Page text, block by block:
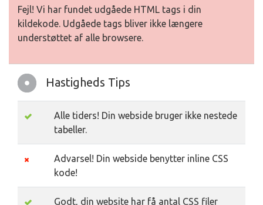
Fejl! Vi har fundet udgåede HTML tags i din
kildekode. Udgåede tags bliver ikke længere
understøttet af alle browsere.
Hastigheds Tips
Alle tiders! Din webside bruger ikke nestede
tabeller.
Advarsel! Din webside benytter inline CSS
kode!
Godt, din website har få antal CSS filer